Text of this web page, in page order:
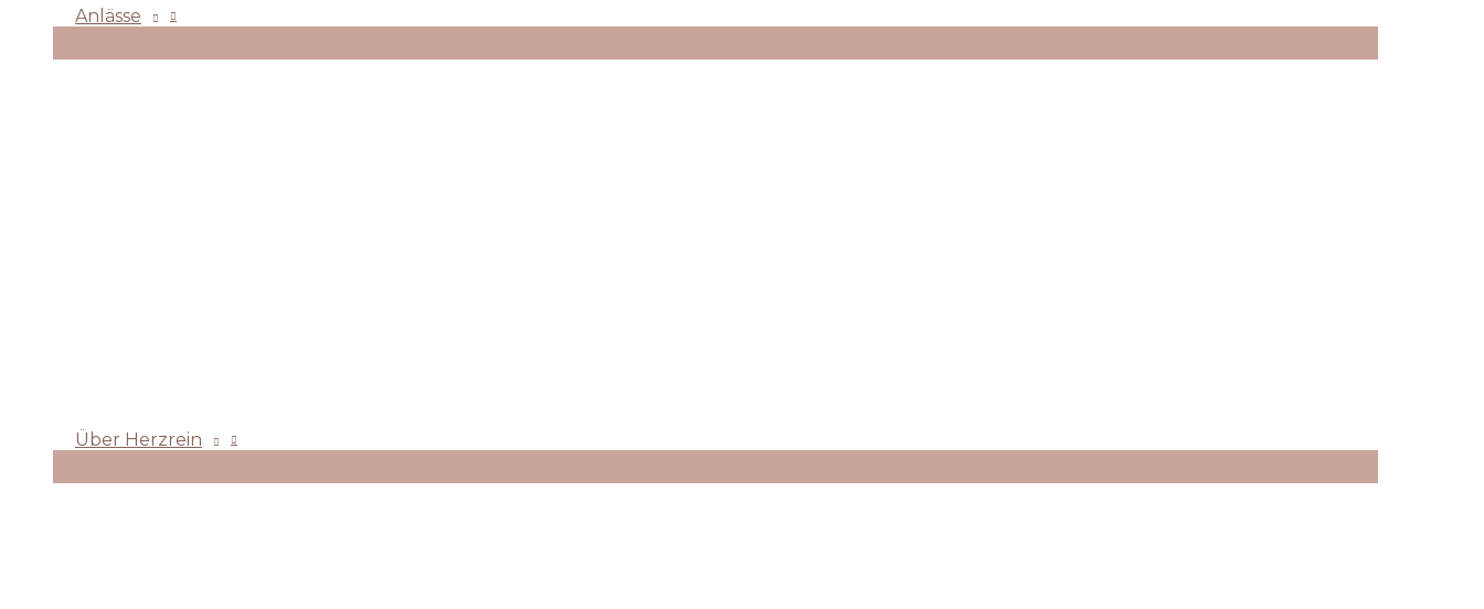
Anlässe
Über Herzrein